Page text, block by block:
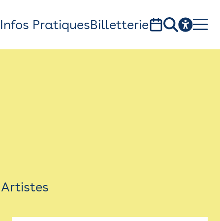
Infos PratiquesBilletterie
1, av. du Chateau d'eau - 31300 Toulouse
Artistes